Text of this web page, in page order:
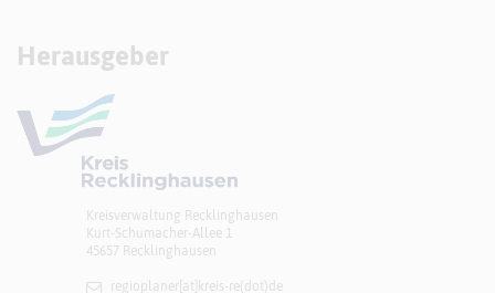
Herausgeber
Kreisverwaltung Recklinghausen
Kurt-Schumacher-Allee 1
45657 Recklinghausen
regioplaner[at]​kreis-re(dot)de